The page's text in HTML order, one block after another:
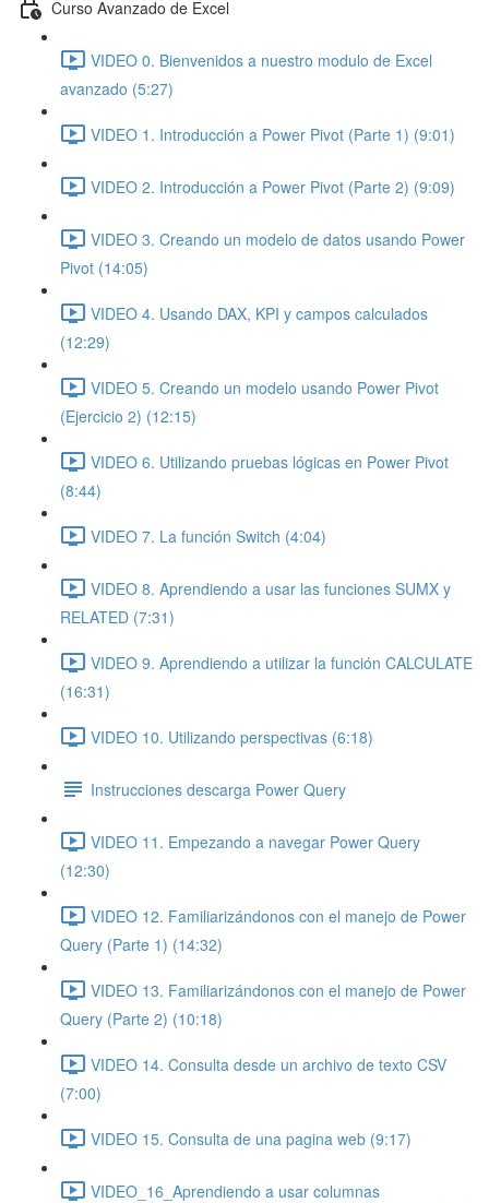
Curso Avanzado de Excel
VIDEO 0. Bienvenidos a nuestro modulo de Excel
avanzado (5:27)
VIDEO 1. Introducción a Power Pivot (Parte 1) (9:01)
VIDEO 2. Introducción a Power Pivot (Parte 2) (9:09)
VIDEO 3. Creando un modelo de datos usando Power
Pivot (14:05)
VIDEO 4. Usando DAX, KPI y campos calculados
(12:29)
VIDEO 5. Creando un modelo usando Power Pivot
(Ejercicio 2) (12:15)
VIDEO 6. Utilizando pruebas lógicas en Power Pivot
(8:44)
VIDEO 7. La función Switch (4:04)
VIDEO 8. Aprendiendo a usar las funciones SUMX y
RELATED (7:31)
VIDEO 9. Aprendiendo a utilizar la función CALCULATE
(16:31)
VIDEO 10. Utilizando perspectivas (6:18)
Instrucciones descarga Power Query
VIDEO 11. Empezando a navegar Power Query
(12:30)
VIDEO 12. Familiarizándonos con el manejo de Power
Query (Parte 1) (14:32)
VIDEO 13. Familiarizándonos con el manejo de Power
Query (Parte 2) (10:18)
VIDEO 14. Consulta desde un archivo de texto CSV
(7:00)
VIDEO 15. Consulta de una pagina web (9:17)
VIDEO_16_Aprendiendo a usar columnas